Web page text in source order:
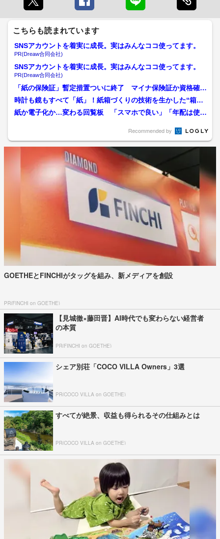
こちらも読まれています
SNSアカウントを着実に成長。実はみんなココ使ってます。
PR(Dreaw合同会社)
SNSアカウントを着実に成長。実はみんなココ使ってます。
PR(Dreaw合同会社)
「紙の保険証」暫定措置ついに終了 マイナ保険証か資格確認
書を持たず「初診」の場合...
時計も鏡もすべて「紙」！紙箱づくりの技術を生かした“箱が
テーマ”の複合施設「そと...
紙か電子化か…変わる回覧板 「スマホで良い」「年配は使い
Recommended by
GOETHEとFINCHIがタッグを組み、新メディアを創設
PR(FINCHI on GOETHE)
【見城徹×藤田晋】AI時代でも変わらない経営者
の本質
PR(FINCHI on GOETHE)
シェア別荘「COCO VILLA Owners」3選
PR(COCO VILLA on GOETHE)
すべてが絶景、収益も得られるその仕組みとは
PR(COCO VILLA on GOETHE)